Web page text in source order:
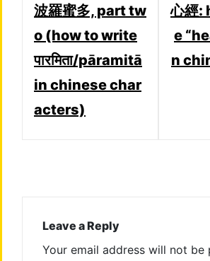
navigation
波羅蜜多, part tw
o (how to write
पारमिता/pāramitā
in chinese char
acters)
心經:
e
n
Leave a Reply
Your email address will not be